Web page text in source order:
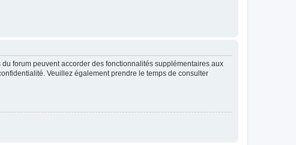
forum peuvent accorder des fonctionnalités supplémentaires aux
Veuillez également prendre le temps de consulter